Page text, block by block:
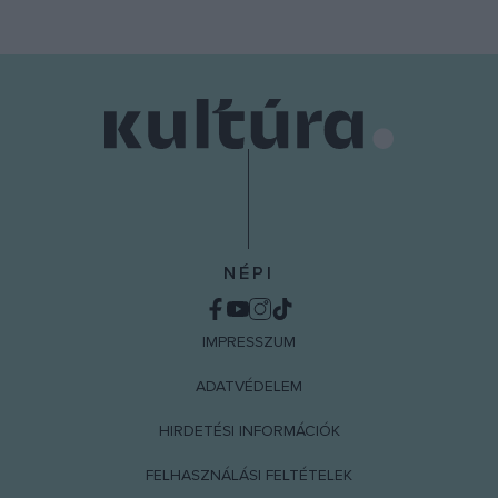
NÉPI
IMPRESSZUM
ADATVÉDELEM
HIRDETÉSI INFORMÁCIÓK
FELHASZNÁLÁSI FELTÉTELEK